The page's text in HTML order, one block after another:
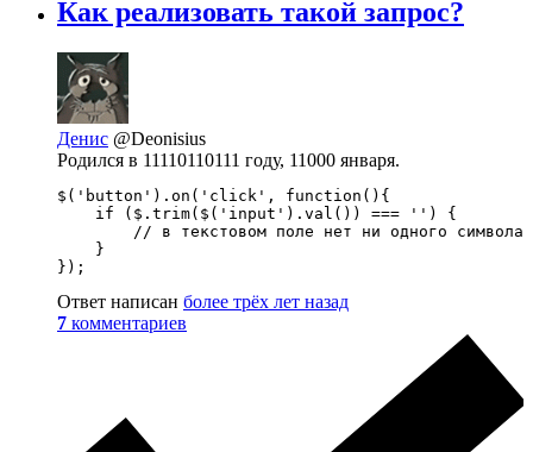
Как реализовать такой запрос?
Денис @Deonisius
Родился в 11110110111 году, 11000 января.
$('button').on('click', function(){
    if ($.trim($('input').val()) === '') {
        // в текстовом поле нет ни одного символа
    }
});
Ответ написан более трёх лет назад
7 комментариев